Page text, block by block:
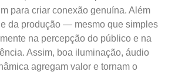
para criar conexão genuína. Além
da produção — mesmo que simples
na percepção do público e na
Assim, boa iluminação, áudio
agregam valor e tornam o